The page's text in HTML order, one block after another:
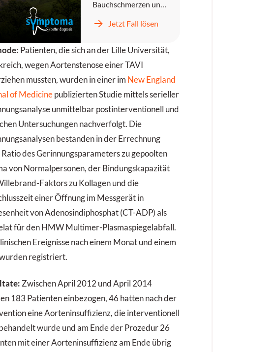
Bauchschmerzen und
Notaufnahme vor. Er
behandelt und
entlassen, kehrt
jedoch zwei Tage
unstillbarem
Erbrechen,
Kopfschmerzen und
progredientem Fieber
Jetzt Fall lösen
Patienten, die sich an der Lille Universität,
wegen Aortenstenose einer TAVI
mussten, wurden in einer im New England
of Medicine publizierten Studie mittels serieller
unmittelbar postinterventionell und
Untersuchungen nachverfolgt. Die
bestanden in der Errechnung
des Gerinnungsparameters zu gepoolten
von Normalpersonen, der Bindungskapazität
Faktors zu Kollagen und die
einer Öffnung im Messgerät in
von Adenosindiphosphat (CT-ADP) als
für den HMW Multimer-Plasmaspiegelabfall.
Ereignisse nach einem Monat und einem
registriert.
Zwischen April 2012 und April 2014
183 Patienten einbezogen, 46 hatten nach der
eine Aorteninsuffizienz, die interventionell
wurde und am Ende der Prozedur 26
mit einer Aorteninsuffizienz am Ende übrig